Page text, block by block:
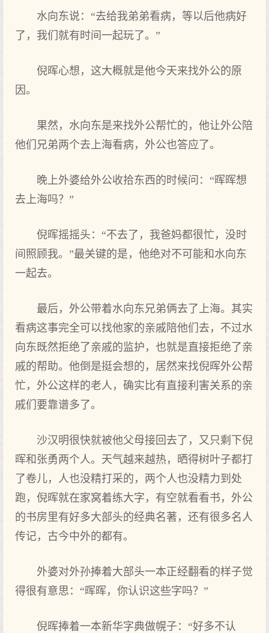
水向东说：“去给我弟弟看病，等以后他病好
了，我们就有时间一起玩了。”
倪晖心想，这大概就是他今天来找外公的原
因。
果然，水向东是来找外公帮忙的，他让外公陪
他们兄弟两个去上海看病，外公也答应了。
晚上外婆给外公收拾东西的时候问：“晖晖想
去上海吗？”
倪晖摇摇头：“不去了，我爸妈都很忙，没时
间照顾我。”最关键的是，他绝对不可能和水向东
一起去。
最后，外公带着水向东兄弟俩去了上海。其实
看病这事完全可以找他家的亲戚陪他们去，不过水
向东既然拒绝了亲戚的监护，也就是直接拒绝了亲
戚的帮助。他倒是挺会想的，居然来找倪晖外公帮
忙，外公这样的老人，确实比有直接利害关系的亲
戚们要靠谱多了。
沙汉明很快就被他父母接回去了，又只剩下倪
晖和张勇两个人。天气越来越热，晒得树叶子都打
了卷儿，人也没精打采的，两个人也没精力到处
跑，倪晖就在家窝着练大字，有空就看看书，外公
的书房里有好多大部头的经典名著，还有很多名人
传记，古今中外的都有。
外婆对外孙捧着大部头一本正经翻看的样子觉
得很有意思：“晖晖，你认识这些字吗？”
倪晖捧着一本新华字典做幌子：“好多不认